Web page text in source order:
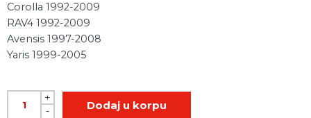
Corolla 1992-2009
RAV4 1992-2009
Avensis 1997-2008
Yaris 1999-2005
+
-
Dodaj u korpu